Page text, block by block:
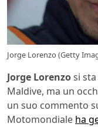
Jorge Lorenzo (Getty
Jorge Lorenzosi
Maldive, ma un
un suo commento
Motomondiale ha